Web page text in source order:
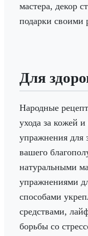
мастера, декор
подарки своими
Для
Народные
ухода за кожей
упражнения для
вашего
натуральными
упражнениями
способами
средствами,
борьбы со